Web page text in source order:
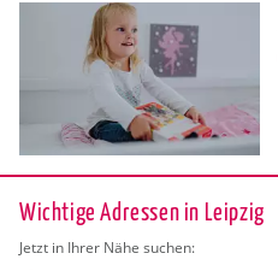
Wichtige Adressen in Leipzig
Jetzt in Ihrer Nähe suchen: